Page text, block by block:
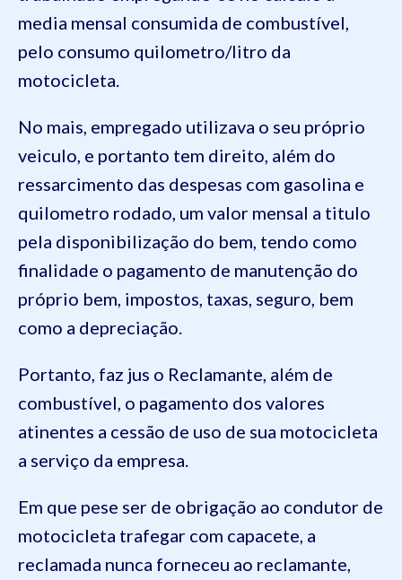
media mensal consumida de combustível,
pelo consumo quilometro/litro da
motocicleta.
No mais, empregado utilizava o seu próprio
veiculo, e portanto tem direito, além do
ressarcimento das despesas com gasolina e
quilometro rodado, um valor mensal a titulo
pela disponibilização do bem, tendo como
finalidade o pagamento de manutenção do
próprio bem, impostos, taxas, seguro, bem
como a depreciação.
Portanto, faz jus o Reclamante, além de
combustível, o pagamento dos valores
atinentes a cessão de uso de sua motocicleta
a serviço da empresa.
Em que pese ser de obrigação ao condutor de
motocicleta trafegar com capacete, a
reclamada nunca forneceu ao reclamante,